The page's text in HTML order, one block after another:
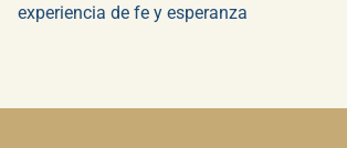
experiencia de fe y esperanza